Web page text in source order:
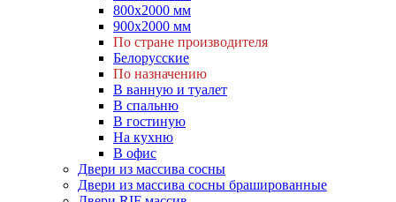
800х2000 мм
900х2000 мм
По стране производителя
Белорусские
По назначению
В ванную и туалет
В спальню
В гостиную
На кухню
В офис
Двери из массива сосны
Двери из массива сосны брашированные